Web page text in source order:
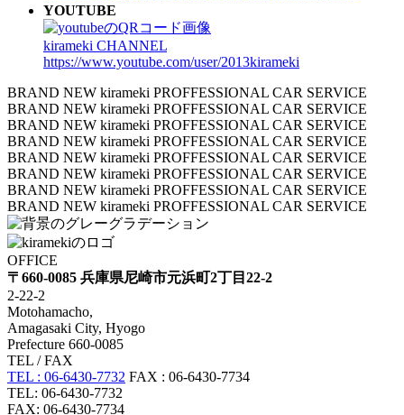
YOUTUBE
kirameki CHANNEL
https://www.youtube.com/user/2013kirameki
BRAND NEW kirameki PROFFESSIONAL CAR SERVICE
BRAND NEW kirameki PROFFESSIONAL CAR SERVICE
BRAND NEW kirameki PROFFESSIONAL CAR SERVICE
BRAND NEW kirameki PROFFESSIONAL CAR SERVICE
BRAND NEW kirameki PROFFESSIONAL CAR SERVICE
BRAND NEW kirameki PROFFESSIONAL CAR SERVICE
BRAND NEW kirameki PROFFESSIONAL CAR SERVICE
BRAND NEW kirameki PROFFESSIONAL CAR SERVICE
OFFICE
〒660-0085 兵庫県尼崎市元浜町2丁目22-2
2-22-2
Motohamacho,
Amagasaki City, Hyogo
Prefecture 660-0085
TEL / FAX
TEL : 06-6430-7732 FAX : 06-6430-7734
TEL: 06-6430-7732
FAX: 06-6430-7734